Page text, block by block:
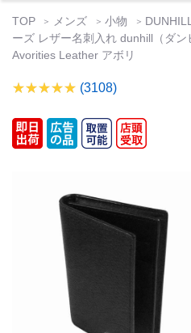
TOP メンズ 小物
ーズ レザー名刺入れ dunhill（ダン
Avorities Leather アボリ
(3108)